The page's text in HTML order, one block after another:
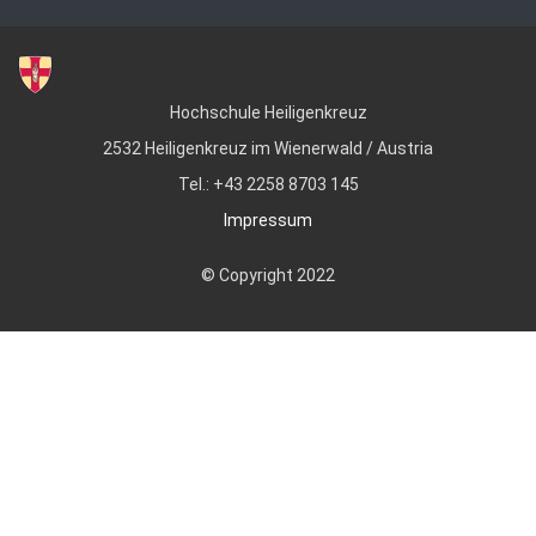
Hochschule Heiligenkreuz
2532 Heiligenkreuz im Wienerwald / Austria
Tel.: +43 2258 8703 145
Impressum
© Copyright 2022